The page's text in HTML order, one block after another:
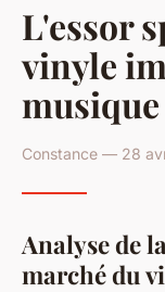
L'essor
vinyle
Constance — 28
Analyse de
marché du